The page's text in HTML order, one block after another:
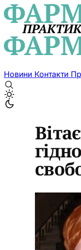
Новини Контакти